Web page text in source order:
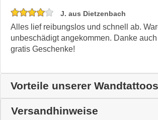
J. aus Dietzenbach
Alles lief reibungslos und schnell ab.
unbeschädigt angekommen. Danke
gratis Geschenke!
Vorteile unserer Wandtattoos
Versandhinweise